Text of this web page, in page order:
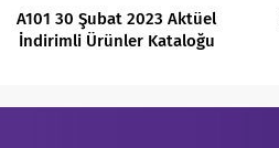
A101 30 Şubat 2023 Aktüel
İndirimli Ürünler Kataloğu